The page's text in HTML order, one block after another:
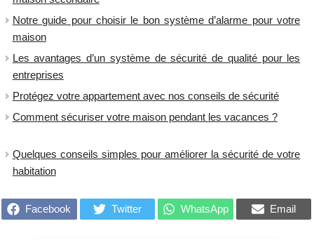
Notre guide pour choisir le bon système d’alarme pour votre
maison
Les avantages d’un système de sécurité de qualité pour les
entreprises
Protégez votre appartement avec nos conseils de sécurité
Comment sécuriser votre maison pendant les vacances ?
Quelques conseils simples pour améliorer la sécurité de votre
habitation
Facebook Twitter WhatsApp Email